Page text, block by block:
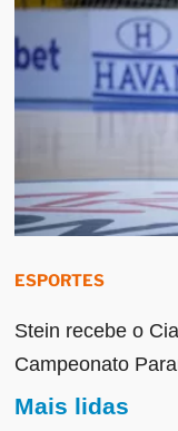
ESPORTES
Stein recebe o
Campeonato
Mais lidas